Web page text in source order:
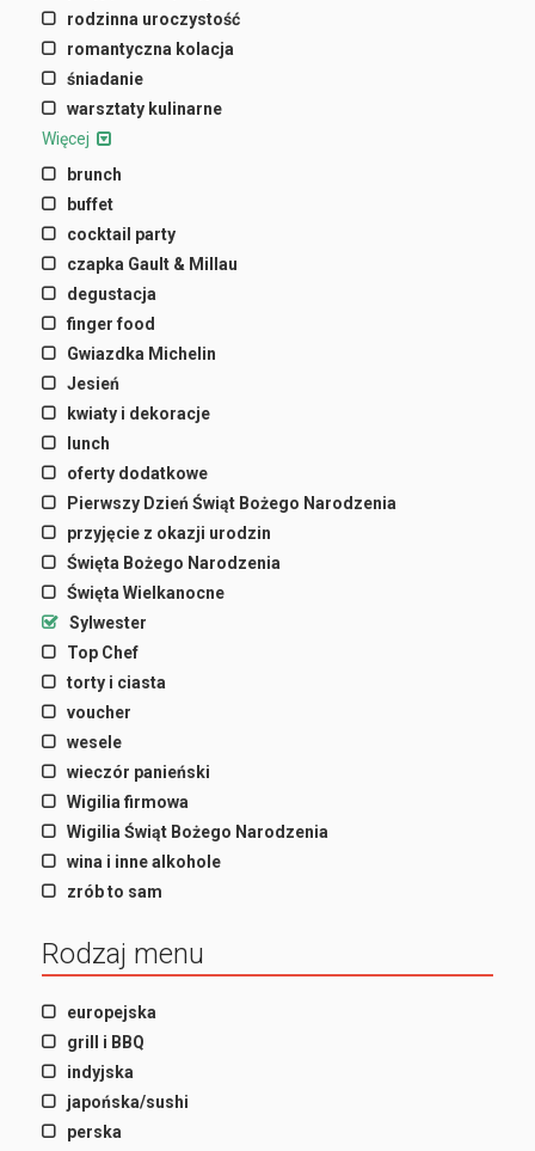
rodzinna uroczystość
romantyczna kolacja
śniadanie
warsztaty kulinarne
Więcej
brunch
buffet
cocktail party
czapka Gault & Millau
degustacja
finger food
Gwiazdka Michelin
Jesień
kwiaty i dekoracje
lunch
oferty dodatkowe
Pierwszy Dzień Świąt Bożego Narodzenia
przyjęcie z okazji urodzin
Święta Bożego Narodzenia
Święta Wielkanocne
Sylwester
Top Chef
torty i ciasta
voucher
wesele
wieczór panieński
Wigilia firmowa
Wigilia Świąt Bożego Narodzenia
wina i inne alkohole
zrób to sam
Rodzaj menu
europejska
grill i BBQ
indyjska
japońska/sushi
perska